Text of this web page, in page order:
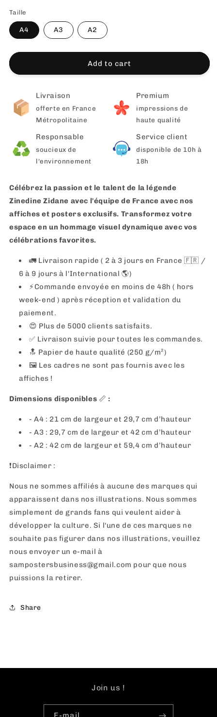
Taille
A4 A3 A2
Add to cart
Livraison
offerte en France
Métropolitaine
Premium
impressions de
haute qualité
Responsable
soucieux de
l'environnement
Service client
disponible de 10h à
18h
Célébrez la passion et le talent de la légende
Zinedine Zidane avec l'équipe de France avec nos
affiches et posters exclusifs. Transformez votre
espace en un hommage visuel dynamique avec vos
célébrations favorites.
🚛 Livraison rapide ( 2 à 3 jours en France 🇫🇷 /
6 à 9 jours à l'International 🌎)
⚡️Commande envoyée en moins de 48h ( hors
week-end ) après réception et validation du
paiement.
😍 Plus de 5000 clients satisfaits.
✅ Livraison suivie pour toutes les commandes.
🔝 Papier de haute qualité (250 g/m²)
🖼 Les cadres ne sont pas fournis avec les
affiches !
Dimensions disponibles 📏 :
- A4 : 21 cm de largeur et 29,7 cm d’hauteur
- A3 : 29,7 cm de largeur et 42 cm d’hauteur
- A2 : 42 cm de largeur et 59,4 cm d’hauteur
❗️Disclaimer :
Nous ne sommes affiliés à aucune des marques qui
apparaissent dans nos illustrations. Nous sommes
simplement de grands fans qui veulent aider à
développer la culture. Si l'une de ces marques ne
souhaite pas figurer dans nos illustrations, veuillez
nous envoyer un e-mail à
sampostersbusiness@gmail.com pour que nous
puissions la retirer.
Share
Join us !